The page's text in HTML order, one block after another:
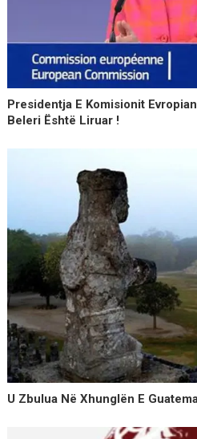
Presidentja E Komisionit
Beleri Është Liruar !
U Zbulua Në Xhunglën E